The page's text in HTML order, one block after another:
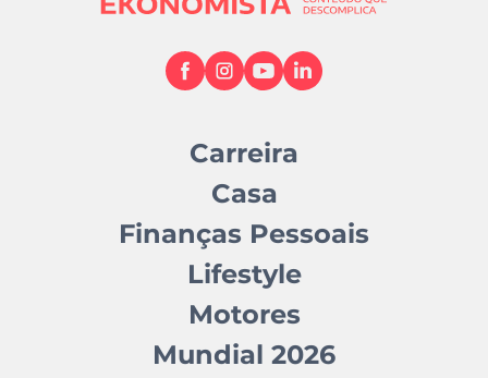
Carreira
Casa
Finanças Pessoais
Lifestyle
Motores
Mundial 2026